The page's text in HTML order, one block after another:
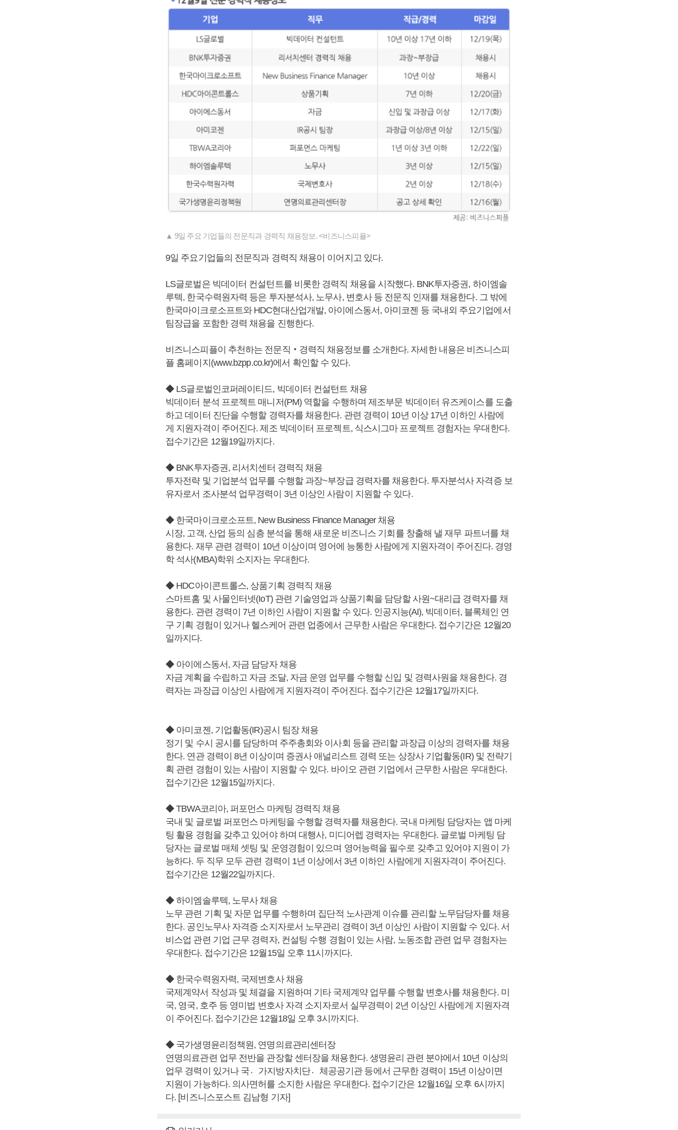
▲ 9일 주요 기업들의 전문직과 경력직 채용정보. <비즈니스피플>
9일 주요기업들의 전문직과 경력직 채용이 이어지고 있다.
LS글로벌은 빅데이터 컨설턴트를 비롯한 경력직 채용을 시작했다. BNK투자증권, 하이엠솔
루텍, 한국수력원자력 등은 투자분석사, 노무사, 변호사 등 전문직 인재를 채용한다. 그 밖에
한국마이크로소프트와 HDC현대산업개발, 아이에스동서, 아미코젠 등 국내외 주요기업에서
팀장급을 포함한 경력 채용을 진행한다.
비즈니스피플이 추천하는 전문직‧경력직 채용정보를 소개한다. 자세한 내용은 비즈니스피
플 홈페이지(www.bzpp.co.kr)에서 확인할 수 있다.
◆ LS글로벌인코퍼레이티드, 빅데이터 컨설턴트 채용
빅데이터 분석 프로젝트 매니저(PM) 역할을 수행하며 제조부문 빅데이터 유즈케이스를 도출
하고 데이터 진단을 수행할 경력자를 채용한다. 관련 경력이 10년 이상 17년 이하인 사람에
게 지원자격이 주어진다. 제조 빅데이터 프로젝트, 식스시그마 프로젝트 경험자는 우대한다.
접수기간은 12월19일까지다.
◆ BNK투자증권, 리서치센터 경력직 채용
투자전략 및 기업분석 업무를 수행할 과장~부장급 경력자를 채용한다. 투자분석사 자격증 보
유자로서 조사분석 업무경력이 3년 이상인 사람이 지원할 수 있다.
◆ 한국마이크로소프트, New Business Finance Manager 채용
시장, 고객, 산업 등의 심층 분석을 통해 새로운 비즈니스 기회를 창출해 낼 재무 파트너를 채
용한다. 재무 관련 경력이 10년 이상이며 영어에 능통한 사람에게 지원자격이 주어진다. 경영
학 석사(MBA)학위 소지자는 우대한다.
◆ HDC아이콘트롤스, 상품기획 경력직 채용
스마트홈 및 사물인터넷(IoT) 관련 기술영업과 상품기획을 담당할 사원~대리급 경력자를 채
용한다. 관련 경력이 7년 이하인 사람이 지원할 수 있다. 인공지능(AI), 빅데이터, 블록체인 연
구 기획 경험이 있거나 헬스케어 관련 업종에서 근무한 사람은 우대한다. 접수기간은 12월20
일까지다.
◆ 아이에스동서, 자금 담당자 채용
자금 계획을 수립하고 자금 조달, 자금 운영 업무를 수행할 신입 및 경력사원을 채용한다. 경
력자는 과장급 이상인 사람에게 지원자격이 주어진다. 접수기간은 12월17일까지다.
◆ 아미코젠, 기업활동(IR)공시 팀장 채용
정기 및 수시 공시를 담당하며 주주총회와 이사회 등을 관리할 과장급 이상의 경력자를 채용
한다. 연관 경력이 8년 이상이며 증권사 애널리스트 경력 또는 상장사 기업활동(IR) 및 전략기
획 관련 경험이 있는 사람이 지원할 수 있다. 바이오 관련 기업에서 근무한 사람은 우대한다.
접수기간은 12월15일까지다.
◆ TBWA코리아, 퍼포먼스 마케팅 경력직 채용
국내 및 글로벌 퍼포먼스 마케팅을 수행할 경력자를 채용한다. 국내 마케팅 담당자는 앱 마케
팅 활용 경험을 갖추고 있어야 하며 대행사, 미디어렙 경력자는 우대한다. 글로벌 마케팅 담
당자는 글로벌 매체 셋팅 및 운영경험이 있으며 영어능력을 필수로 갖추고 있어야 지원이 가
능하다. 두 직무 모두 관련 경력이 1년 이상에서 3년 이하인 사람에게 지원자격이 주어진다.
접수기간은 12월22일까지다.
◆ 하이엠솔루텍, 노무사 채용
노무 관련 기획 및 자문 업무를 수행하며 집단적 노사관계 이슈를 관리할 노무담당자를 채용
한다. 공인노무사 자격증 소지자로서 노무관리 경력이 3년 이상인 사람이 지원할 수 있다. 서
비스업 관련 기업 근무 경력자, 컨설팅 수행 경험이 있는 사람, 노동조합 관련 업무 경험자는
우대한다. 접수기간은 12월15일 오후 11시까지다.
◆ 한국수력원자력, 국제변호사 채용
국제계약서 작성과 및 체결을 지원하며 기타 국제계약 업무를 수행할 변호사를 채용한다. 미
국, 영국, 호주 등 영미법 변호사 자격 소지자로서 실무경력이 2년 이상인 사람에게 지원자격
이 주어진다. 접수기간은 12월18일 오후 3시까지다.
◆ 국가생명윤리정책원, 연명의료관리센터장
연명의료관련 업무 전반을 관장할 센터장을 채용한다. 생명윤리 관련 분야에서 10년 이상의
업무 경력이 있거나 국가〮지방자치단체〮공공기관 등에서 근무한 경력이 15년 이상이면
지원이 가능하다. 의사면허를 소지한 사람은 우대한다. 접수기간은 12월16일 오후 6시까지
다. [비즈니스포스트 김남형 기자]